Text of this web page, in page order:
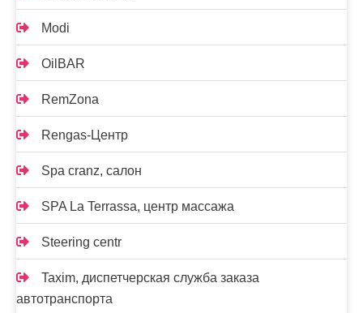
Modi
OilBAR
RemZona
Rengas-Центр
Spa cranz, салон
SPA La Terrassa, центр массажа
Steering centr
Taxim, диспетчерская служба заказа
автотранспорта